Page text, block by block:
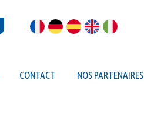
CONTACT NOS PARTENAIRES